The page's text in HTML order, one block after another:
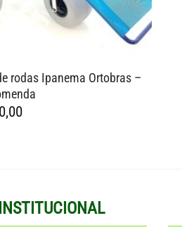
rodas Ipanema Ortobras –
INSTITUCIONAL